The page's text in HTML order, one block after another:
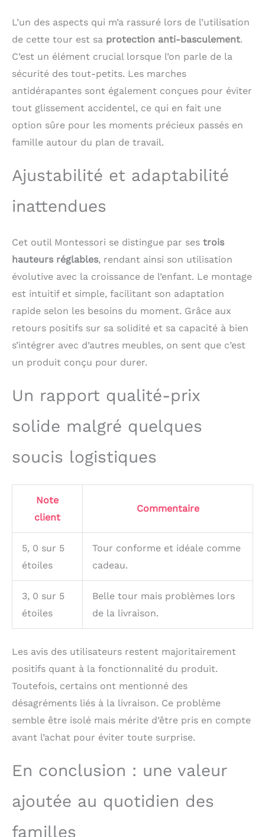
au mobilier pour
enfants et est à la fois
【tour d observation
enfant réglable en
hauteur】La tour
d'observation grandit
avec votre enfant, grâce
aux marches et à la
plateforme réglables en
parfaite pour une
utilisation à long terme,
facile à nettoyer】Le
revêtement
imperméable et
sécurisé pour les
nettoyage facile. Un
compagnon durable qui
résiste aux épreuves du
quotidien et reste
comme neuf !
【Conçu pour durer,
tour d'apprentissage est
fabriquée en bois
de fibres à densité
moyenne (MDF) avec
soigneusement polie,
empêche efficacement
éraflures. Notre tour
enfants s'intègre dans
tout intérieur moderne,
enfants de 1 à 3 ans.
【Avant utilisation】
de la tour
d'apprentissage contre
un support stable, tel
qu'un plan de travail de
cuisine ou un mur,
avant de l'utiliser.
L’un des aspects qui m’a rassuré lors de l’utilisation
de cette tour est sa protection anti-basculement.
C’est un élément crucial lorsque l’on parle de la
sécurité des tout-petits. Les marches
antidérapantes sont également conçues pour éviter
tout glissement accidentel, ce qui en fait une
option sûre pour les moments précieux passés en
famille autour du plan de travail.
Ajustabilité et adaptabilité
inattendues
Cet outil Montessori se distingue par ses trois
hauteurs réglables, rendant ainsi son utilisation
évolutive avec la croissance de l’enfant. Le montage
est intuitif et simple, facilitant son adaptation
rapide selon les besoins du moment. Grâce aux
retours positifs sur sa solidité et sa capacité à bien
s’intégrer avec d’autres meubles, on sent que c’est
un produit conçu pour durer.
Un rapport qualité-prix
solide malgré quelques
soucis logistiques
Note
client
Commentaire
5, 0 sur 5
étoiles
Tour conforme et idéale comme
cadeau.
3, 0 sur 5
étoiles
Belle tour mais problèmes lors
de la livraison.
Les avis des utilisateurs restent majoritairement
positifs quant à la fonctionnalité du produit.
Toutefois, certains ont mentionné des
désagréments liés à la livraison. Ce problème
semble être isolé mais mérite d’être pris en compte
avant l’achat pour éviter toute surprise.
En conclusion : une valeur
ajoutée au quotidien des
familles